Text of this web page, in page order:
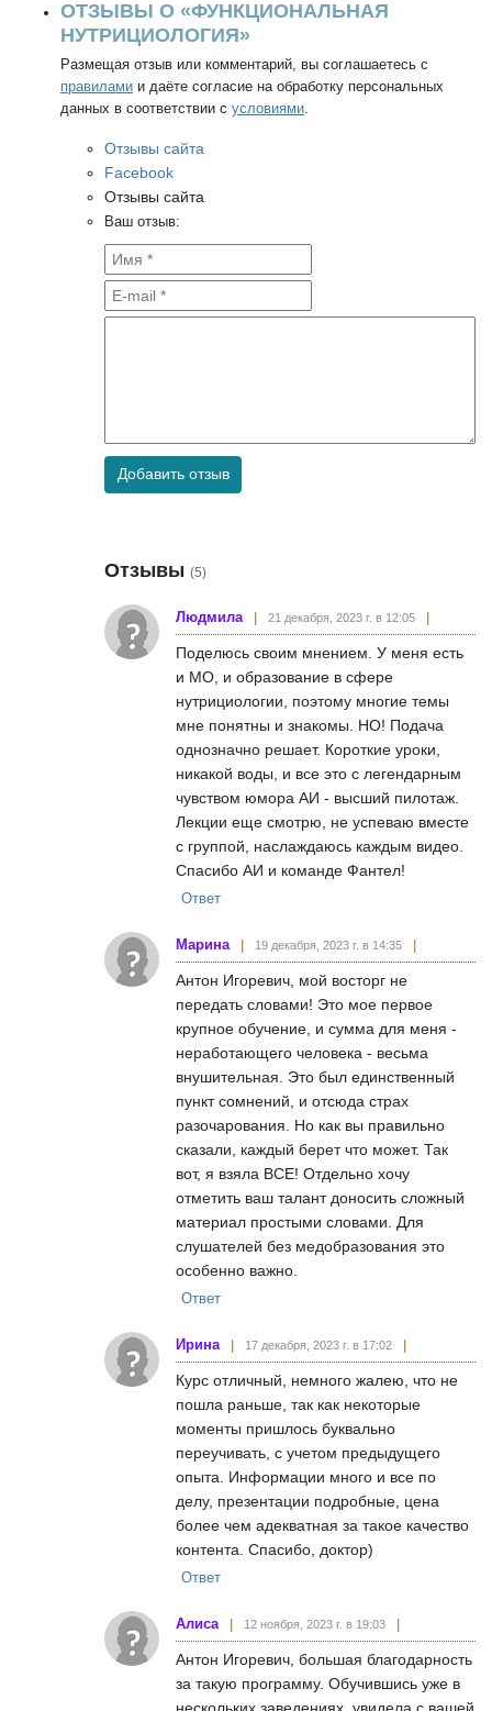
ОТЗЫВЫ О «ФУНКЦИОНАЛЬНАЯ
НУТРИЦИОЛОГИЯ»
Размещая отзыв или комментарий, вы соглашаетесь с
правилами и даёте согласие на обработку персональных
данных в соответствии с условиями.
Отзывы сайта
Facebook
Отзывы сайта
Ваш отзыв:
Добавить отзыв
Отзывы (5)
Людмила 21 декабря, 2023 г. в 12:05
Поделюсь своим мнением. У меня есть
и МО, и образование в сфере
нутрициологии, поэтому многие темы
мне понятны и знакомы. НО! Подача
однозначно решает. Короткие уроки,
никакой воды, и все это с легендарным
чувством юмора АИ - высший пилотаж.
Лекции еще смотрю, не успеваю вместе
с группой, наслаждаюсь каждым видео.
Спасибо АИ и команде Фантел!
Ответ
Марина 19 декабря, 2023 г. в 14:35
Антон Игоревич, мой восторг не
передать словами! Это мое первое
крупное обучение, и сумма для меня -
неработающего человека - весьма
внушительная. Это был единственный
пункт сомнений, и отсюда страх
разочарования. Но как вы правильно
сказали, каждый берет что может. Так
вот, я взяла ВСЕ! Отдельно хочу
отметить ваш талант доносить сложный
материал простыми словами. Для
слушателей без медобразования это
особенно важно.
Ответ
Ирина 17 декабря, 2023 г. в 17:02
Курс отличный, немного жалею, что не
пошла раньше, так как некоторые
моменты пришлось буквально
переучивать, с учетом предыдущего
опыта. Информации много и все по
делу, презентации подробные, цена
более чем адекватная за такое качество
контента. Спасибо, доктор)
Ответ
Алиса 12 ноября, 2023 г. в 19:03
Антон Игоревич, большая благодарность
за такую программу. Обучившись уже в
нескольких заведениях, увидела с вашей